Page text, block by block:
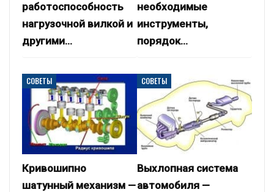
работоспособность
нагрузочной вилкой и
другими…
необходимые
инструменты,
порядок…
СОВЕТЫ
Кривошипно
шатунный механизм —
СОВЕТЫ
Выхлопная система
автомобиля —